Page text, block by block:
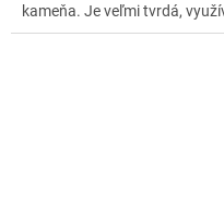
kameňa. Je veľmi tvrdá,